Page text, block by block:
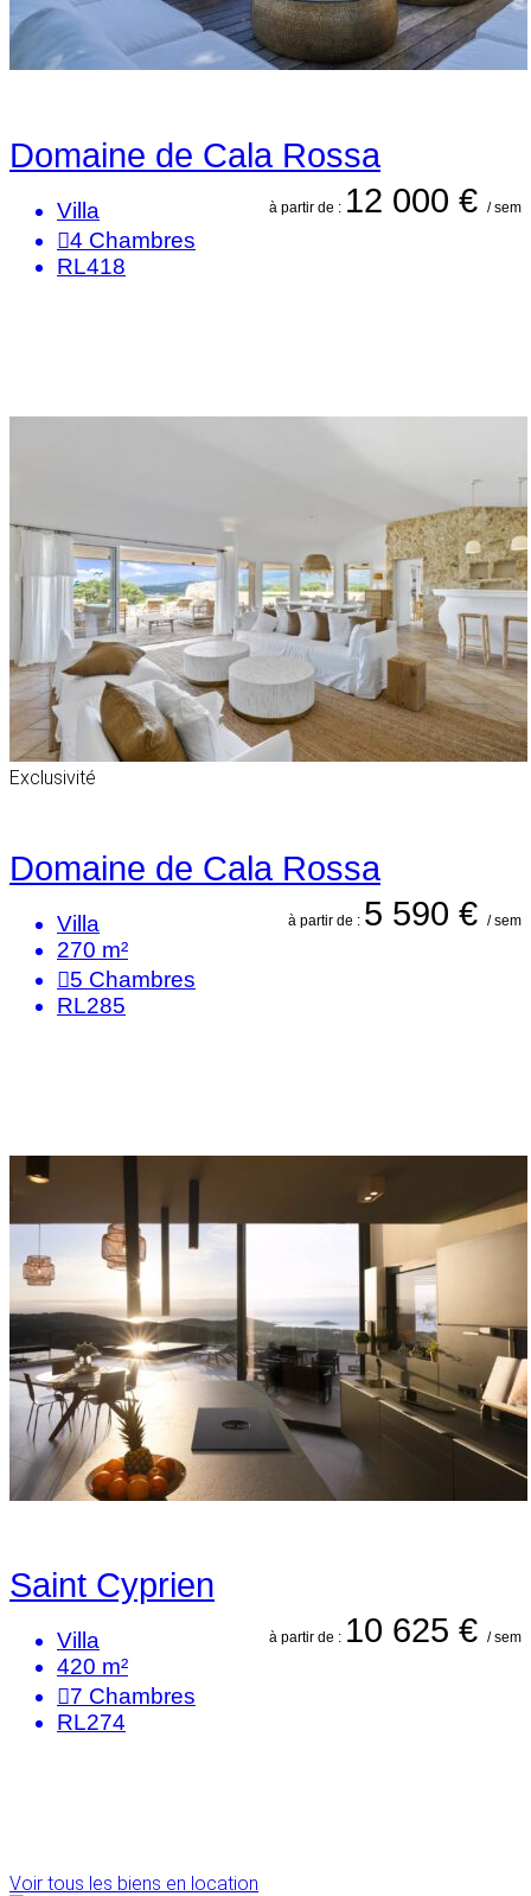
Domaine de Cala Rossa
à partir de : 12 000 € / sem
Villa
4 Chambres
RL418
Exclusivité
Domaine de Cala Rossa
à partir de : 5 590 € / sem
Villa
270 m²
5 Chambres
RL285
Saint Cyprien
à partir de : 10 625 € / sem
Villa
420 m²
7 Chambres
RL274
Voir tous les biens en location